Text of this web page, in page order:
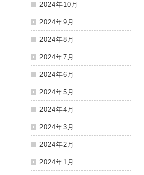
2024年10月
2024年9月
2024年8月
2024年7月
2024年6月
2024年5月
2024年4月
2024年3月
2024年2月
2024年1月